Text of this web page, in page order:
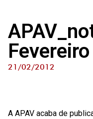
21/02/2012
A APAV acaba de